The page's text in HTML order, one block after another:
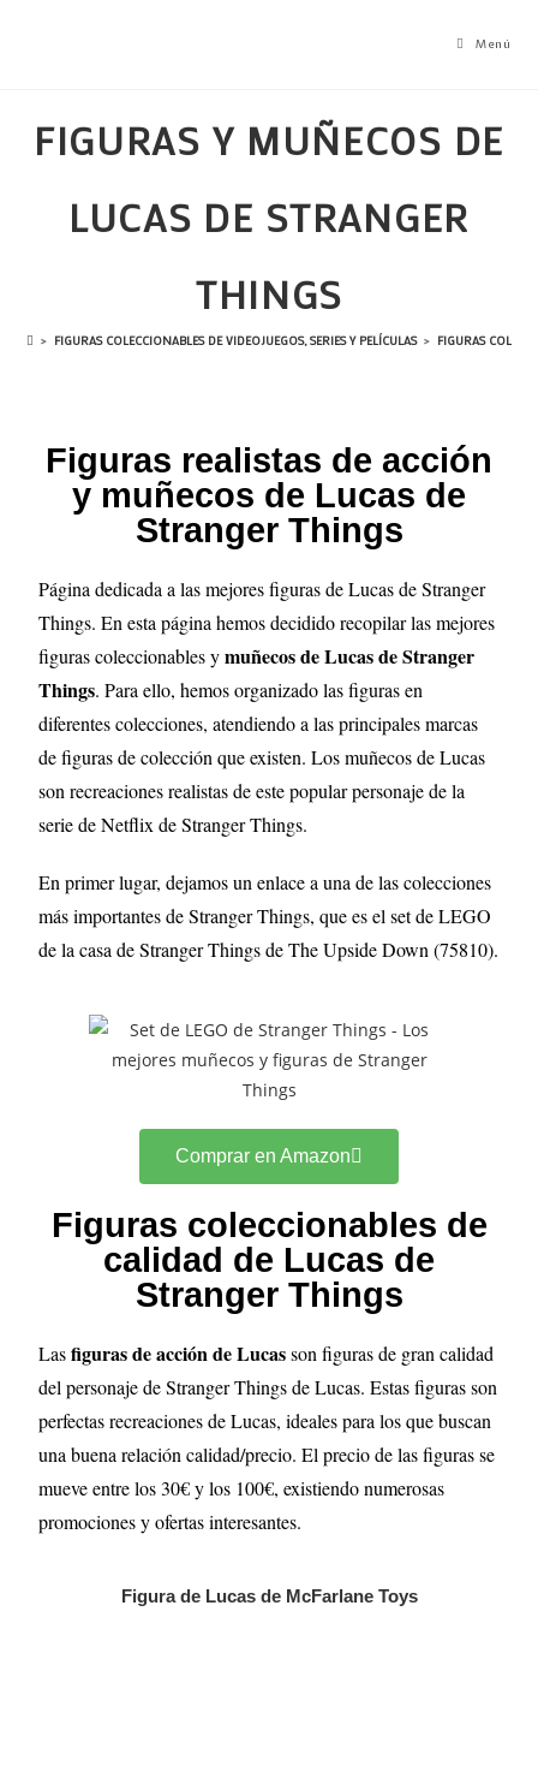
Menú
FIGURAS Y MUÑECOS DE
LUCAS DE STRANGER
THINGS
> FIGURAS COLECCIONABLES DE VIDEOJUEGOS, SERIES Y PELÍCULAS > FIGURAS
Figuras realistas de acción
y muñecos de Lucas de
Stranger Things
Página dedicada a las mejores figuras de Lucas de Stranger
Things. En esta página hemos decidido recopilar las mejores
figuras coleccionables ymuñecos de Lucas de Stranger
Things. Para ello, hemos organizado las figuras en
diferentes colecciones, atendiendo a las principales marcas
de figuras de colección que existen. Los muñecos de Lucas
son recreaciones realistas de este popular personaje de la
serie de Netflix de Stranger Things.
En primer lugar, dejamos un enlace a una de las colecciones
más importantes de Stranger Things, que es el set de LEGO
de la casa de Stranger Things de The Upside Down (75810).
Comprar en Amazon
Figuras coleccionables de
calidad de Lucas de
Stranger Things
Lasfiguras de acción de Lucasson figuras de gran calidad
del personaje de Stranger Things de Lucas. Estas figuras son
perfectas recreaciones de Lucas, ideales para los que buscan
una buena relación calidad/precio. El precio de las figuras se
mueve entre los 30€ y los 100€, existiendo numerosas
promociones y ofertas interesantes.
Figura de Lucas de McFarlane Toys